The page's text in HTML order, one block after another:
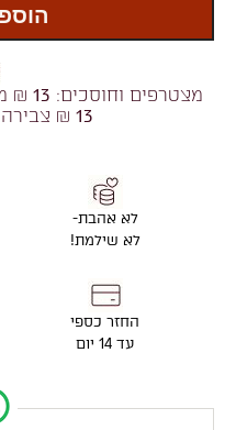
מצטרפים וחוסכים: 13
₪
13
₪
לא אהבת-
לא שילמת!
החזר כספי
עד 14 יום